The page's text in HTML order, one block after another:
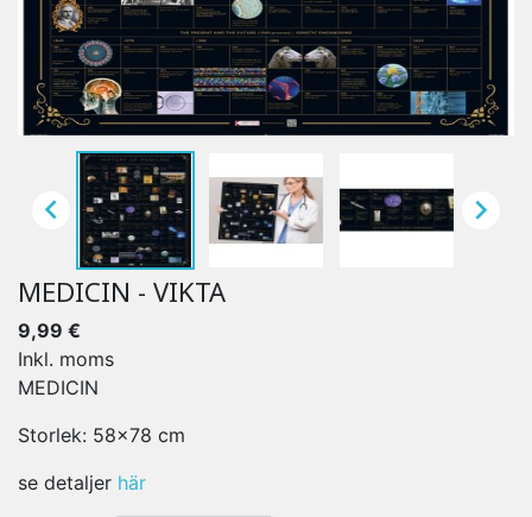
 
MEDICIN - VIKTA
9,99 €
Inkl. moms
MEDICIN
Storlek: 58x78 cm
se detaljer här